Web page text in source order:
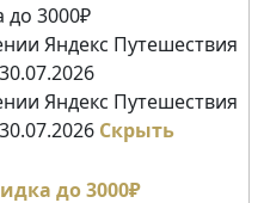
до 3000₽
Яндекс Путешествия
Яндекс Путешествия
Скрыть